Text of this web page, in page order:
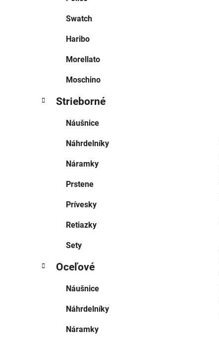
Swatch
Haribo
Morellato
Moschino
Strieborné
Náušnice
Náhrdelníky
Náramky
Prstene
Prívesky
Retiazky
Sety
Oceľové
Náušnice
Náhrdelníky
Náramky